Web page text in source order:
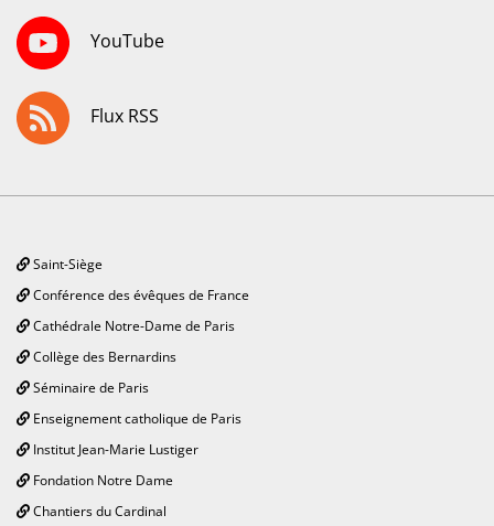
YouTube
Flux RSS
Saint-Siège
Conférence des évêques de France
Cathédrale Notre-Dame de Paris
Collège des Bernardins
Séminaire de Paris
Enseignement catholique de Paris
Institut Jean-Marie Lustiger
Fondation Notre Dame
Chantiers du Cardinal